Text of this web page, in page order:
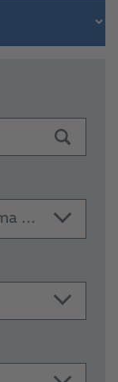
...